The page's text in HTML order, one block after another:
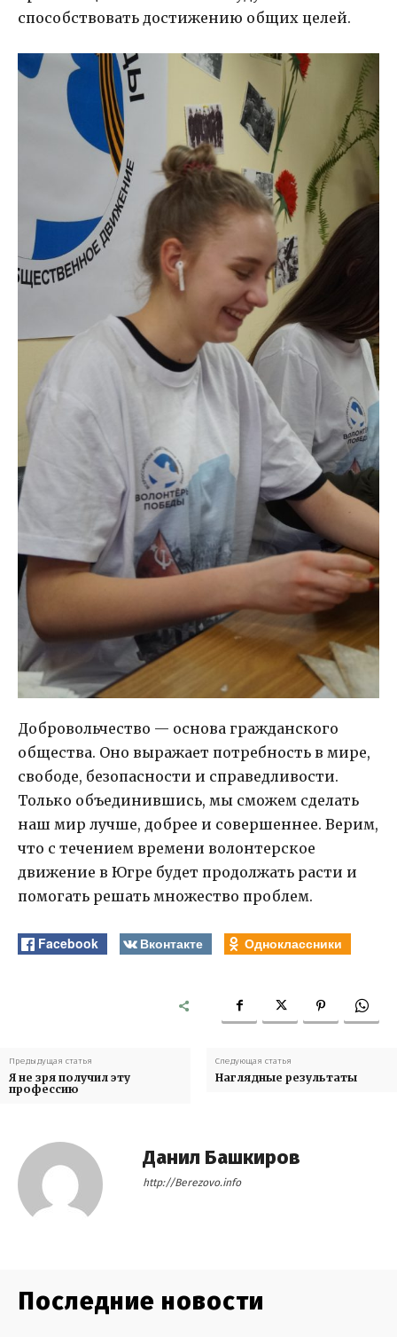
способствовать достижению общих целей.
Добровольчество — основа гражданского
общества. Оно выражает потребность в мире,
свободе, безопасности и справедливости.
Только объединившись, мы сможем сделать
наш мир лучше, добрее и совершеннее. Верим,
что с течением времени волонтерское
движение в Югре будет продолжать расти и
помогать решать множество проблем.
Facebook Вконтакте Одноклассники
Предыдущая статья
Я не зря получил эту
профессию
Следующая статья
Наглядные результаты
Данил Башкиров
http://Berezovo.info
Последние новости